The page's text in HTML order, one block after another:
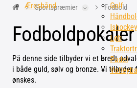
Æresbånd
Golf
Ishockey
Løb
Padel
Sportspræmier Fodbold
Fodboldpokaler
På denne side tilbyder vi et bredt
i både guld, sølv og bronze. Vi
ønskes.